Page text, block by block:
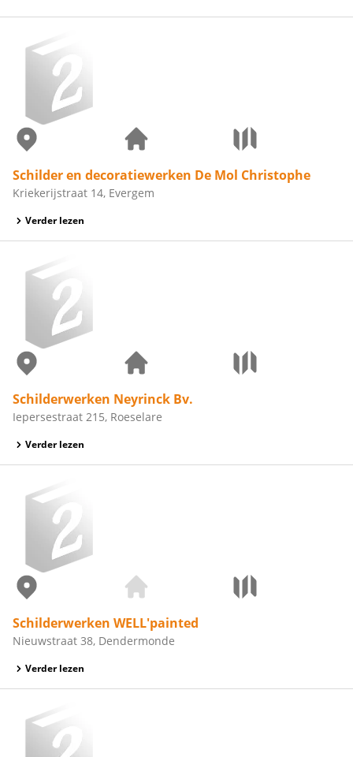
Schilder en decoratiewerken De Mol Christophe
Kriekerijstraat 14, Evergem
Verder lezen
Schilderwerken Neyrinck Bv.
Iepersestraat 215, Roeselare
Verder lezen
Schilderwerken WELL'painted
Nieuwstraat 38, Dendermonde
Verder lezen